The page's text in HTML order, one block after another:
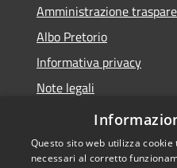
Amministrazione
Albo Pretorio
Informativa privacy
Note legali
Dichiarazione di
Questo sito web utilizza
necessari al corretto